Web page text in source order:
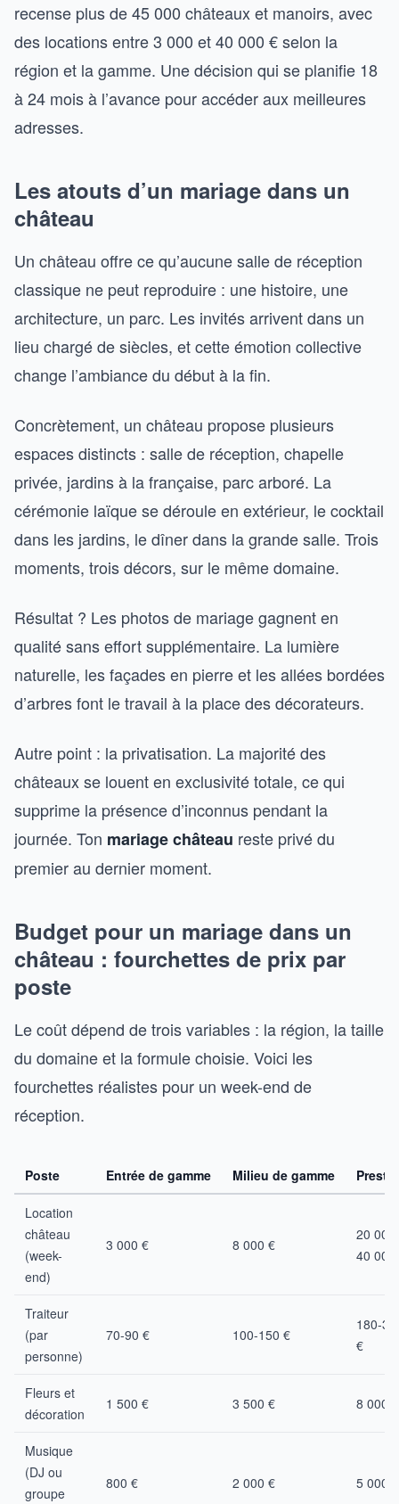
recense plus de 45 000 châteaux et manoirs, avec
des locations entre 3 000 et 40 000 € selon la
région et la gamme. Une décision qui se planifie 18
à 24 mois à l’avance pour accéder aux meilleures
adresses.
Les atouts d’un mariage dans un
château
Un château offre ce qu’aucune salle de réception
classique ne peut reproduire : une histoire, une
architecture, un parc. Les invités arrivent dans un
lieu chargé de siècles, et cette émotion collective
change l’ambiance du début à la fin.
Concrètement, un château propose plusieurs
espaces distincts : salle de réception, chapelle
privée, jardins à la française, parc arboré. La
cérémonie laïque se déroule en extérieur, le cocktail
dans les jardins, le dîner dans la grande salle. Trois
moments, trois décors, sur le même domaine.
Résultat ? Les photos de mariage gagnent en
qualité sans effort supplémentaire. La lumière
naturelle, les façades en pierre et les allées bordées
d’arbres font le travail à la place des décorateurs.
Autre point : la privatisation. La majorité des
châteaux se louent en exclusivité totale, ce qui
supprime la présence d’inconnus pendant la
journée. Ton mariage château reste privé du
premier au dernier moment.
Budget pour un mariage dans un
château : fourchettes de prix par
poste
Le coût dépend de trois variables : la région, la taille
du domaine et la formule choisie. Voici les
fourchettes réalistes pour un week-end de
réception.
Poste Entrée de gamme Milieu de gamme
Location
château
(week-
end)
3 000 € 8 000 €
20 000-
40 000
Traiteur
(par
personne)
70-90 € 100-150 €
180-
€
Fleurs et
décoration
1 500 € 3 500 € 8 000 €
Musique
(DJ ou
groupe
800 € 2 000 € 5 000 €